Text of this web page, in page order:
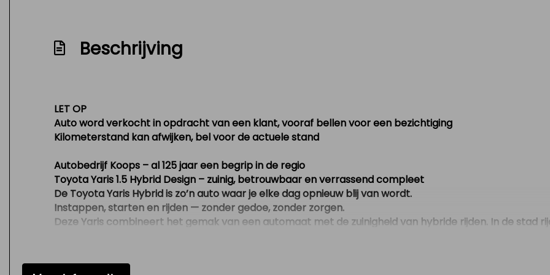
Beschrijving
LET OP
Auto word verkocht in opdracht van een klant, vooraf bellen voor een bezichtiging
Kilometerstand kan afwijken, bel voor de actuele stand
Autobedrijf Koops – al 125 jaar een begrip in de regio
Toyota Yaris 1.5 Hybrid Design – zuinig, betrouwbaar en verrassend compleet
De Toyota Yaris Hybrid is zo’n auto waar je elke dag opnieuw blij van wordt.
Instappen, starten en rijden — zonder gedoe, zonder zorgen.
Deze Yaris combineert het gemak van een automaat met de zuinigheid van hybride rijden. In de stad
is zo’n auto die compact oogt, maar van binnen verrassend ruim is.